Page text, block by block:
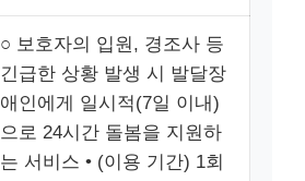
○ 보호자의 입원, 경조사 등
긴급한 상황 발생 시 발달장
애인에게 일시적(7일 이내)
으로 24시간 돌봄을 지원하
는 서비스 • (이용 기간) 1회